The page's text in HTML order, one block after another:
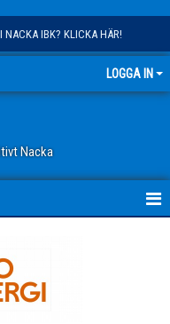
NACKA IBK? KLICKA HÄR!
LOGGA IN
Nacka